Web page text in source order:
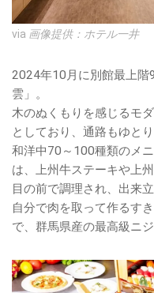
via 画像提供：ホテル一井
2024年10月に別館最上階
雲」。
木のぬくもりを感じるモ
としており、通路もゆとり
和洋中70～100種類のメ
は、上州牛ステーキや上
目の前で調理され、出来
自分で肉を取って作るす
で、群馬県産の最高級ニ